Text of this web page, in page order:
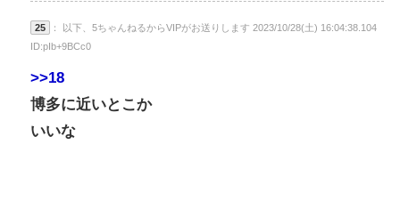
25
： 以下、5ちゃんねるからVIPがお送りします 2023/10/28(土) 16:04:38.104
ID:pIb+9BCc0
>>18
博多に近いとこか
いいな